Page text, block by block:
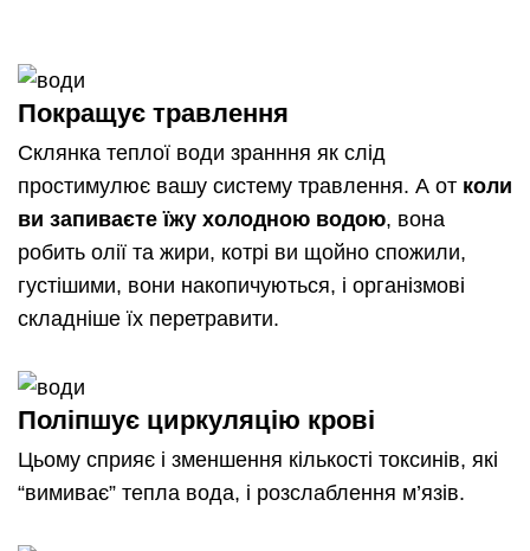
Покращує травлення
Склянка теплої води зранння як слід
простимулює вашу систему травлення. А от коли
ви запиваєте їжу холодною водою, вона
робить олії та жири, котрі ви щойно спожили,
густішими, вони накопичуються, і організмові
складніше їх перетравити.
Поліпшує циркуляцію крові
Цьому сприяє і зменшення кількості токсинів, які
“вимиває” тепла вода, і розслаблення м’язів.